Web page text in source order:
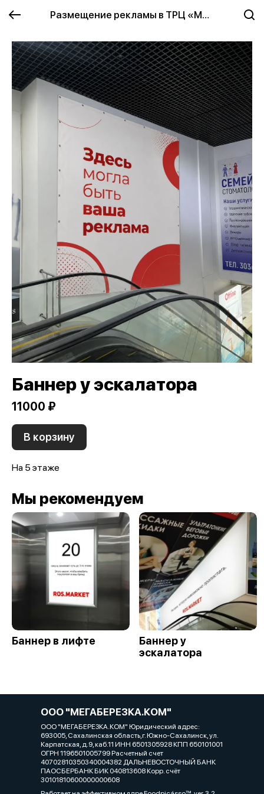
Размещение рекламы в ТРЦ «Мегаберёзка»
Баннер у эскалатора
11000 ₽
В корзину
На 5 этаже
Мы рекомендуем
Баннер в лифте
Баннер у
эскалатора
ООО "МЕГАБЕРЕЗКА.КОМ"
ООО "МЕГАБЕРЕЗКА.КОМ" Юридический адрес:
693005, Сахалинская область,г. Южно-Сахалинск, ул.
Карпатская, д.9, каб.11 ИНН 6501305928 КПП 650101001
ОГРН 1196501005799 Расчетный счет
40702810350340004382 ДАЛЬНЕВОСТОЧНЫЙ БАНК
ПАОСБЕРБАНК БИК 040813608 Корр. счёт
30101810600000000608